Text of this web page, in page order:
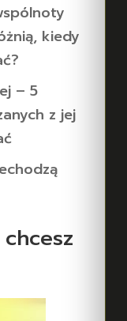
kiedy
– 5
z jej